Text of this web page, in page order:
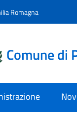
Romagna
Comune di